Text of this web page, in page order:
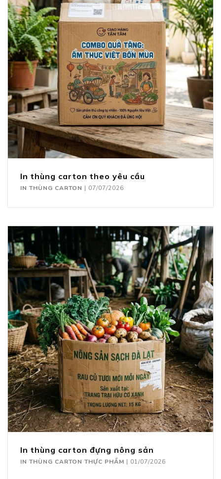
In thùng carton theo yêu cầu
IN THÙNG CARTON | 07/07/2026
In thùng carton đựng nông sản
IN THÙNG CARTON THỰC PHẨM | 01/07/2026